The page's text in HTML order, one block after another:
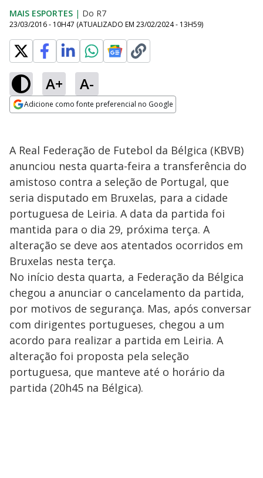
MAIS ESPORTES | Do R7
23/03/2016 - 10H47 (ATUALIZADO EM 23/02/2024 - 13H59)
A+ A-
Adicione como fonte preferencial no Google
A Real Federação de Futebol da Bélgica (KBVB)
anunciou nesta quarta-feira a transferência do
amistoso contra a seleção de Portugal, que
seria disputado em Bruxelas, para a cidade
portuguesa de Leiria. A data da partida foi
mantida para o dia 29, próxima terça. A
alteração se deve aos atentados ocorridos em
Bruxelas nesta terça.
No início desta quarta, a Federação da Bélgica
chegou a anunciar o cancelamento da partida,
por motivos de segurança. Mas, após conversar
com dirigentes portugueses, chegou a um
acordo para realizar a partida em Leiria. A
alteração foi proposta pela seleção
portuguesa, que manteve até o horário da
partida (20h45 na Bélgica).